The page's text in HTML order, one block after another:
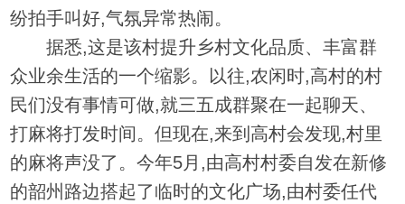
纷拍手叫好,气氛异常热闹。
据悉,这是该村提升乡村文化品质、丰富群
众业余生活的一个缩影。以往,农闲时,高村的村
民们没有事情可做,就三五成群聚在一起聊天、
打麻将打发时间。但现在,来到高村会发现,村里
的麻将声没了。今年5月,由高村村委自发在新修
的韶州路边搭起了临时的文化广场,由村委任代